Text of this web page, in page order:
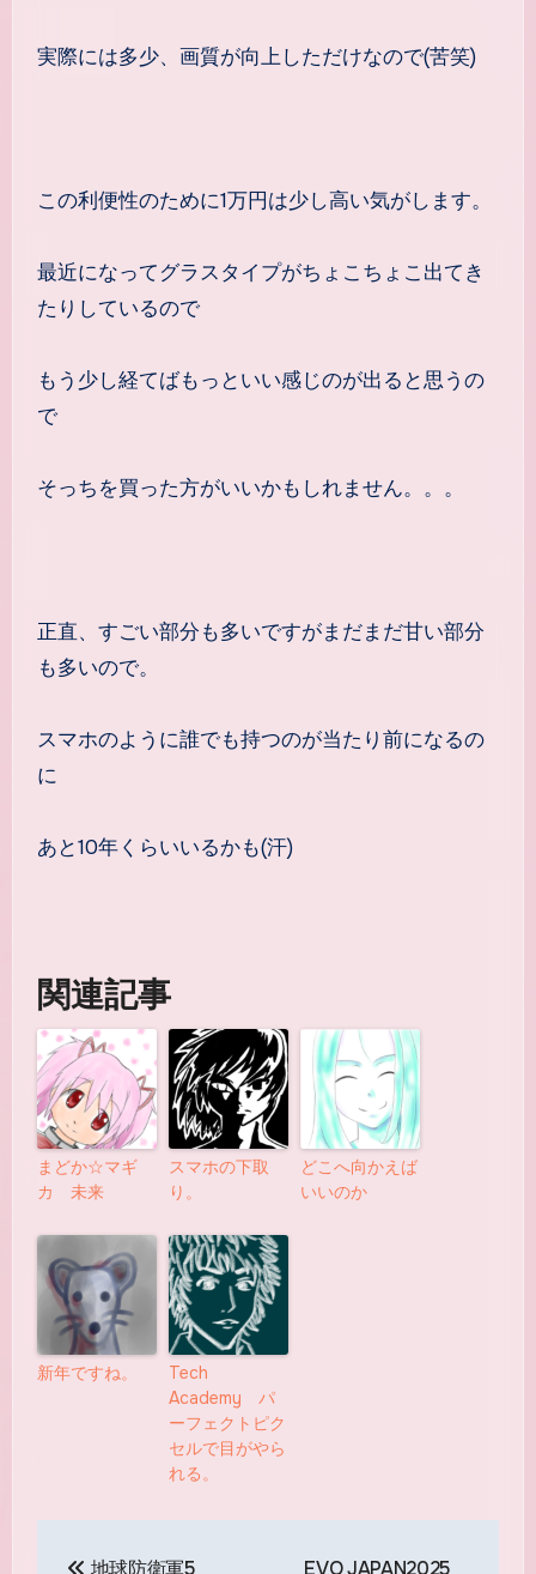
実際には多少、画質が向上しただけなので(苦笑)
この利便性のために1万円は少し高い気がします。
最近になってグラスタイプがちょこちょこ出てき
たりしているので
もう少し経てばもっといい感じのが出ると思うの
で
そっちを買った方がいいかもしれません。。。
正直、すごい部分も多いですがまだまだ甘い部分
も多いので。
スマホのように誰でも持つのが当たり前になるの
に
あと10年くらいいるかも(汗)
関連記事
まどか☆マギ
カ 未来
スマホの下取
り。
どこへ向かえば
いいのか
新年ですね。
Tech
Academy パ
ーフェクトピク
セルで目がやら
れる。
地球防衛軍5 EVO JAPAN2025